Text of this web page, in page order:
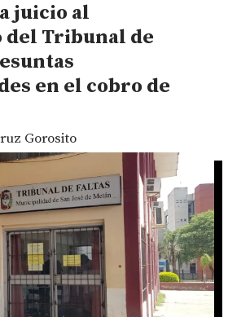
juicio al
del Tribunal de
en el cobro de
Gorosito